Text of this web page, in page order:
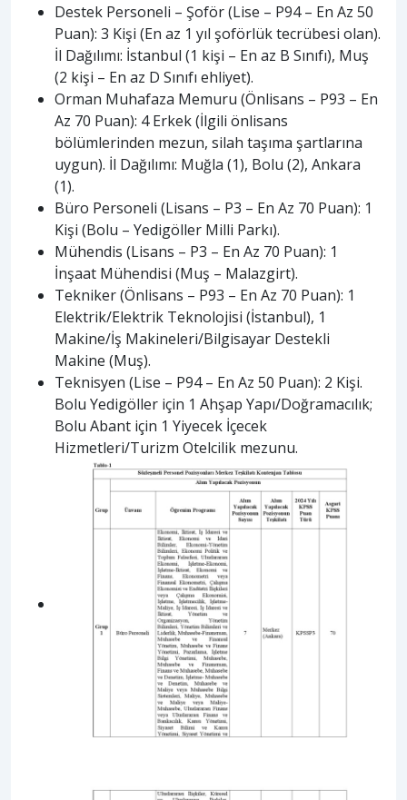
Destek Personeli – Şoför (Lise – P94 – En Az 50
Puan): 3 Kişi (En az 1 yıl şoförlük tecrübesi olan).
İl Dağılımı: İstanbul (1 kişi – En az B Sınıfı), Muş
(2 kişi – En az D Sınıfı ehliyet).
Orman Muhafaza Memuru (Önlisans – P93 – En
Az 70 Puan): 4 Erkek (İlgili önlisans
bölümlerinden mezun, silah taşıma şartlarına
uygun). İl Dağılımı: Muğla (1), Bolu (2), Ankara
(1).
Büro Personeli (Lisans – P3 – En Az 70 Puan): 1
Kişi (Bolu – Yedigöller Milli Parkı).
Mühendis (Lisans – P3 – En Az 70 Puan): 1
İnşaat Mühendisi (Muş – Malazgirt).
Tekniker (Önlisans – P93 – En Az 70 Puan): 1
Elektrik/Elektrik Teknolojisi (İstanbul), 1
Makine/İş Makineleri/Bilgisayar Destekli
Makine (Muş).
Teknisyen (Lise – P94 – En Az 50 Puan): 2 Kişi.
Bolu Yedigöller için 1 Ahşap Yapı/Doğramacılık;
Bolu Abant için 1 Yiyecek İçecek
Hizmetleri/Turizm Otelcilik mezunu.